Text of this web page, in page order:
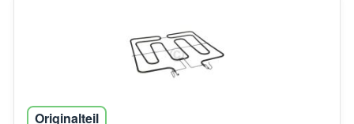
Originalteil